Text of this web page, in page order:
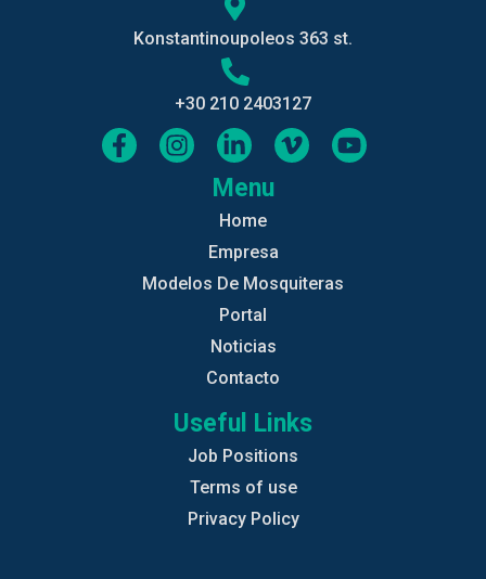
Konstantinoupoleos 363 st.
+30 210 2403127
Menu
Home
Empresa
Modelos De Mosquiteras
Portal
Noticias
Contacto
Useful Links
Job Positions
Terms of use
Privacy Policy